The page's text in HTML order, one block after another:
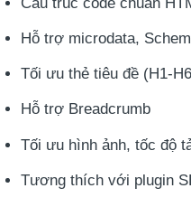
Hỗ trợ microdata,
Tối ưu thẻ tiêu đề (H1-
Hỗ trợ Breadcrumb
Tối ưu hình ảnh, tốc độ
Tương thích với plugin